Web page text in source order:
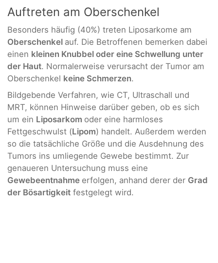
Auftreten am Oberschenkel
Besonders häufig (40%) treten Liposarkome am
Oberschenkel auf. Die Betroffenen bemerken dabei
einen kleinen Knubbel oder eine Schwellung unter
der Haut. Normalerweise verursacht der Tumor am
Oberschenkel keine Schmerzen.
Bildgebende Verfahren, wie CT, Ultraschall und
MRT, können Hinweise darüber geben, ob es sich
um ein Liposarkom oder eine harmloses
Fettgeschwulst (Lipom) handelt. Außerdem werden
so die tatsächliche Größe und die Ausdehnung des
Tumors ins umliegende Gewebe bestimmt. Zur
genaueren Untersuchung muss eine
Gewebeentnahme erfolgen, anhand derer der Grad
der Bösartigkeit festgelegt wird.